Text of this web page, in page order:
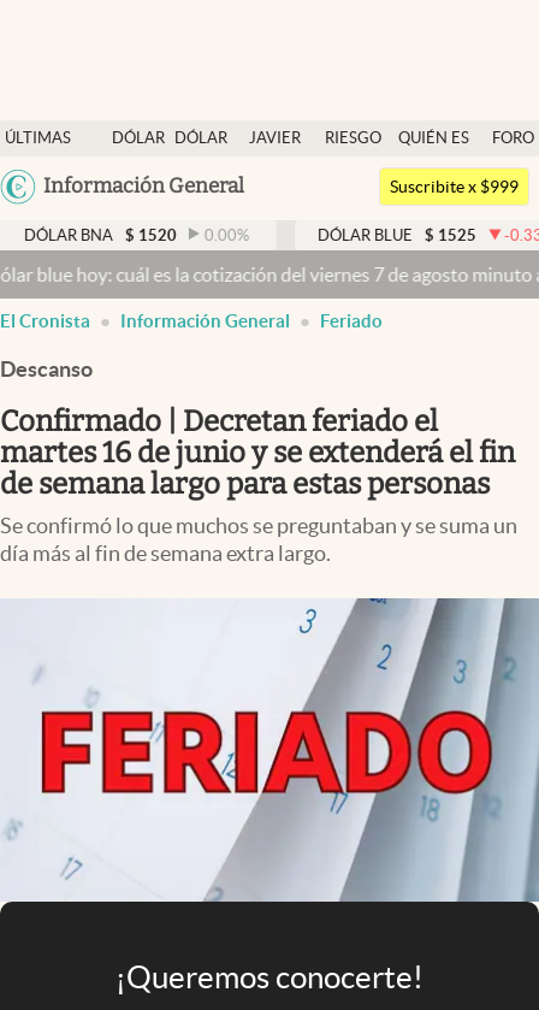
ÚLTIMAS
NOTICIAS
DÓLAR
DÓLAR
JAVIER
RIESGO
QUIÉN ES
QUIÉN
FORO
Argentina
México
Información General
Dólar
Members
Economía y Política
Finanzas y Mercados
Mercados Online
Negocios
Columnistas
Otras secciones
Infotechnology
Clase
Mundial 2026
Eventos Corporativos
El Cronista Studio
Mediakit
abre en nueva pestaña
Suscribite x $999
$ 1520 0.00% DÓLAR BLUE $ 1525 -0.33%
cuál es la cotización del viernes 7 de agosto minuto a minuto
El Cronista Información General Feriado
Descanso
Confirmado | Decretan feriado el
martes 16 de junio y se extenderá el fin
de semana largo para estas personas
Se confirmó lo que muchos se preguntaban y se suma un
día más al fin de semana extra largo.
¡Queremos conocerte!